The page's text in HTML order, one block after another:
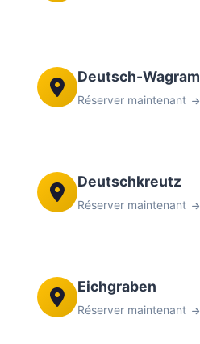
Deutsch-Wagram
Réserver maintenant
Deutschkreutz
Réserver maintenant
Eichgraben
Réserver maintenant